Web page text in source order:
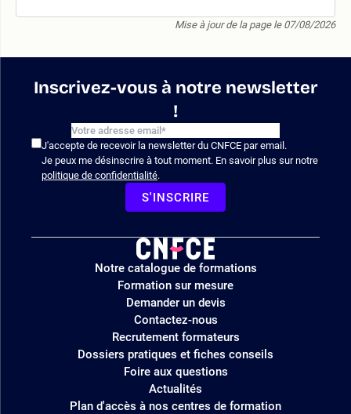
Mise à jour de la page le 07/08/2026
Inscrivez-vous à notre newsletter
!
J'accepte de recevoir la newsletter du CNFCE par email.
Je peux me désinscrire à tout moment. En savoir plus sur notre
politique de confidentialité.
S'INSCRIRE
Logo
site
Notre catalogue de formations
Formation sur mesure
Demander un devis
Contactez-nous
Recrutement formateurs
Dossiers pratiques et fiches conseils
Foire aux questions
Actualités
Plan d'accès à nos centres de formation